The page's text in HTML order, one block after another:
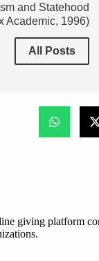
and Statehood
Academic, 1996).
All Posts